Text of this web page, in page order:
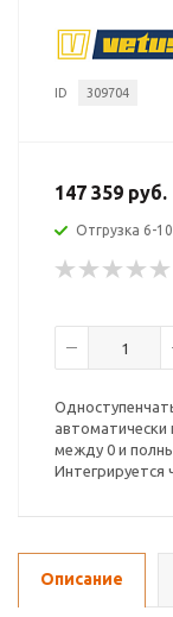
ID 309704
147 359 руб.
Отгрузка 6-
между 0 и
Интегрируется
Описание